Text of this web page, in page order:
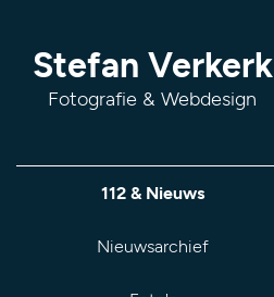
Stefan Verkerk
Fotografie & Webdesign
112 & Nieuws
Nieuwsarchief